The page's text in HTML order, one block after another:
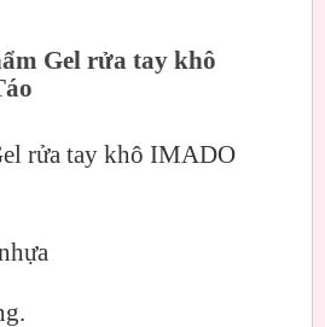
Gel rửa tay khô
rửa tay khô IMADO